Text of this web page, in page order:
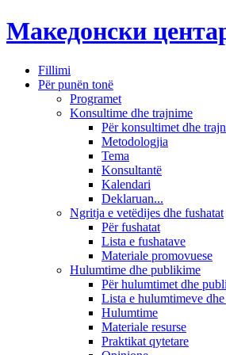
Македонски
Fillimi
Për punën tonë
Programet
Konsultime dhe trajnime
Për konsultimet dhe
Metodologjia
Tema
Konsultantë
Kalendari
Deklaruan...
Ngritja e vetëdijes dhe fushatat
Për fushatat
Lista e fushatave
Materiale promovuese
Hulumtime dhe publikime
Për hulumtimet dhe
Lista e hulumtimeve
Hulumtime
Materiale resurse
Praktikat qytetare